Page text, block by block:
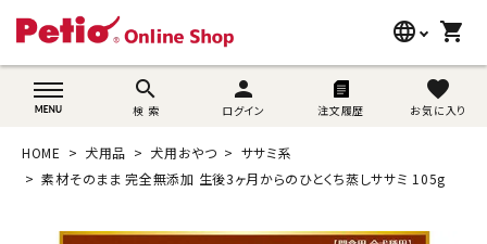
language
wovn-lang-name
shopping_cart
search
検 索
person
ログイン 注文履歴
favorite
お気に入り
search
猫用品
うさぎ用品
HOME 犬用品 犬用おやつ
ササミ系
素材そのまま 完全無添加 生後3ヶ月からのひとくち蒸しササミ 105g